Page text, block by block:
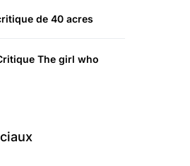
de 40 acres
The girl who